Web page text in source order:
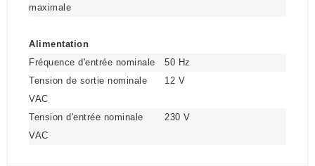
maximale
Alimentation
Fréquence d'entrée nominale
50 Hz
Tension de sortie nominale
VAC
12 V
Tension d'entrée nominale
VAC
230 V